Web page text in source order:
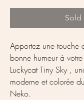
Sold
Apportez une touche
bonne humeur à
Luckycat Tiny Sky ,
moderne et colorée
Neko.